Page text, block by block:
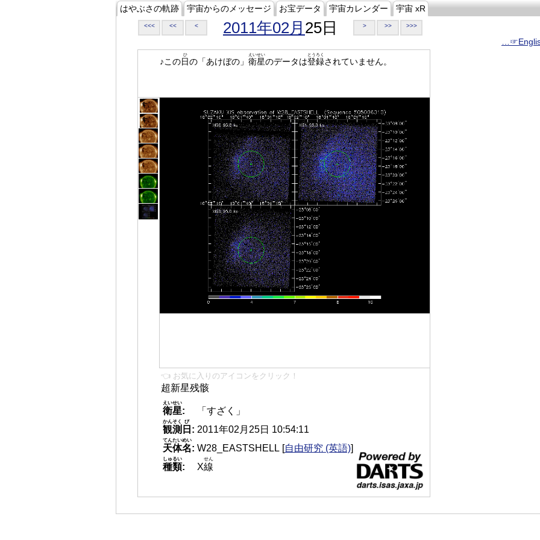
はやぶさの軌跡 宇宙からのメッセージ お宝データ 宇宙カレンダー 宇宙 xR
<<< << < 2011年02月 25日 > >> >>>
♪この日
ひ
の「あけぼの」 衛星
えいせい
のデータは登録
とうろく
されていません。
👈 お気に入りのアイコンをクリック！
超新星残骸
衛星
えいせい
:
「すざく」
観測
かんそく
日
び
: 2011年02月25日 10:54:11
天体名
てんたいめい
: W28_EASTSHELL [自由研究 (英語)]
種類
しゅるい
: X線
せん